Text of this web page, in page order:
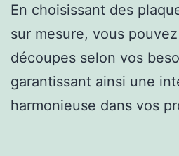
En choisissant des
sur mesure, vous
découpes selon vos
garantissant ainsi une
harmonieuse dans vos